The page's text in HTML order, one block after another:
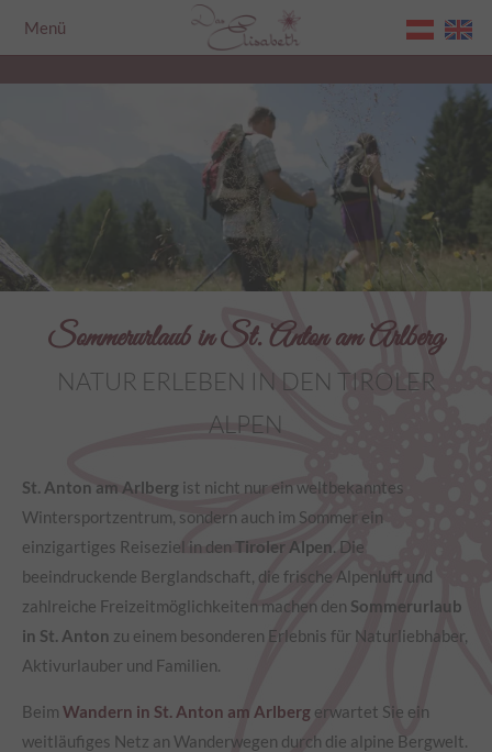
Menü
Sommerurlaub in St. Anton am Arlberg
NATUR ERLEBEN IN DEN TIROLER
ALPEN
St. Anton am Arlberg ist nicht nur ein weltbekanntes
Wintersportzentrum, sondern auch im Sommer ein
einzigartiges Reiseziel in den Tiroler Alpen. Die
beeindruckende Berglandschaft, die frische Alpenluft und
zahlreiche Freizeitmöglichkeiten machen den Sommerurlaub
in St. Anton zu einem besonderen Erlebnis für Naturliebhaber,
Aktivurlauber und Familien.
Beim Wandern in St. Anton am Arlberg erwartet Sie ein
weitläufiges Netz an Wanderwegen durch die alpine Bergwelt.